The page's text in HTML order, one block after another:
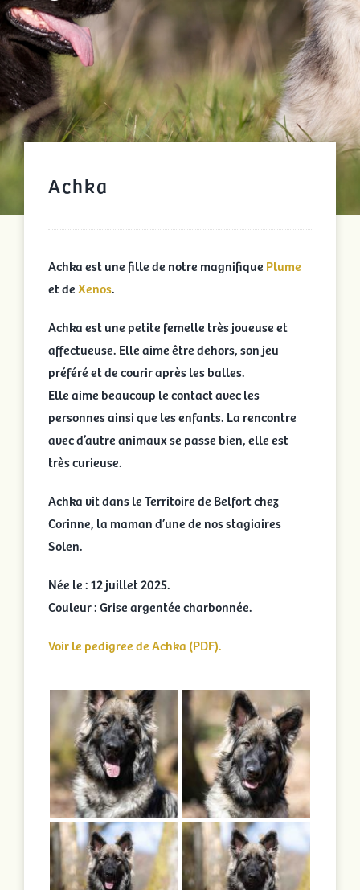
Achka
Achka est une fille de notre magnifique Plume
et deXenos.
Achka est une petite femelle très joueuse et
affectueuse. Elle aime être dehors, son jeu
préféré et de courir après les balles.
Elle aime beaucoup le contact avec les
personnes ainsi que les enfants. La rencontre
avec d’autre animaux se passe bien, elle est
très curieuse.
Achka vit dans le Territoire de Belfort chez
Corinne, la maman d’une de nos stagiaires
Solen.
Née le : 12 juillet 2025.
Couleur : Grise argentée charbonnée.
Voir le pedigree de Achka (PDF).